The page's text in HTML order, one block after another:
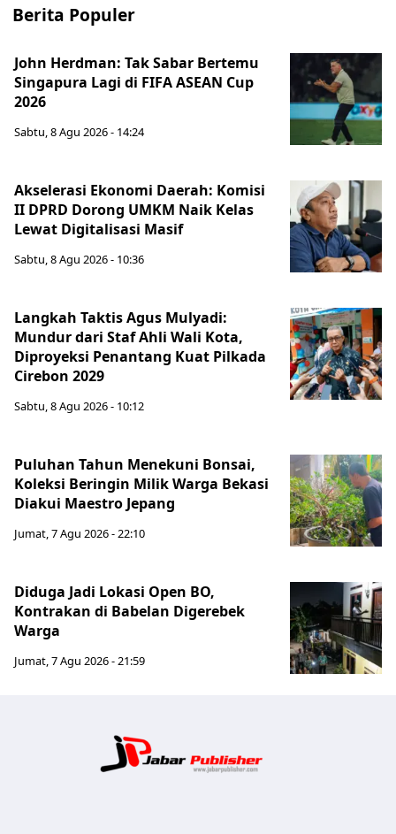
Berita Populer
John Herdman: Tak Sabar Bertemu
Singapura Lagi di FIFA ASEAN Cup
2026
Sabtu, 8 Agu 2026 - 14:24
Akselerasi Ekonomi Daerah: Komisi
II DPRD Dorong UMKM Naik Kelas
Lewat Digitalisasi Masif
Sabtu, 8 Agu 2026 - 10:36
Langkah Taktis Agus Mulyadi:
Mundur dari Staf Ahli Wali Kota,
Diproyeksi Penantang Kuat Pilkada
Cirebon 2029
Sabtu, 8 Agu 2026 - 10:12
Puluhan Tahun Menekuni Bonsai,
Koleksi Beringin Milik Warga Bekasi
Diakui Maestro Jepang
Jumat, 7 Agu 2026 - 22:10
Diduga Jadi Lokasi Open BO,
Kontrakan di Babelan Digerebek
Warga
Jumat, 7 Agu 2026 - 21:59